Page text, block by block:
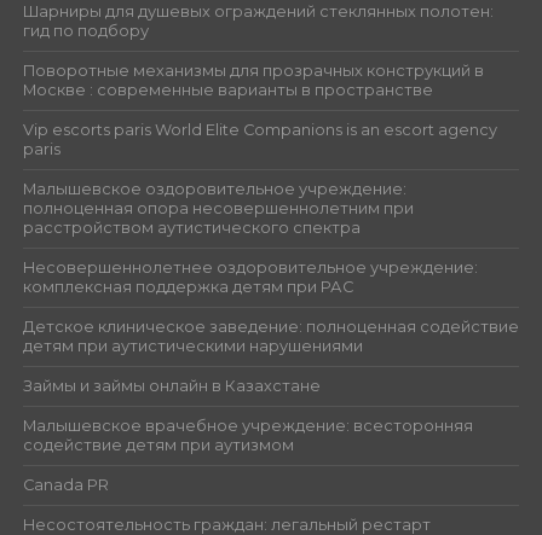
Шарниры для душевых ограждений стеклянных полотен:
гид по подбору
Поворотные механизмы для прозрачных конструкций в
Москве : современные варианты в пространстве
Vip escorts paris World Elite Companions is an escort agency
paris
Малышевское оздоровительное учреждение:
полноценная опора несовершеннолетним при
расстройством аутистического спектра
Несовершеннолетнее оздоровительное учреждение:
комплексная поддержка детям при РАС
Детское клиническое заведение: полноценная содействие
детям при аутистическими нарушениями
Займы и займы онлайн в Казахстане
Малышевское врачебное учреждение: всесторонняя
содействие детям при аутизмом
Canada PR
Несостоятельность граждан: легальный рестарт